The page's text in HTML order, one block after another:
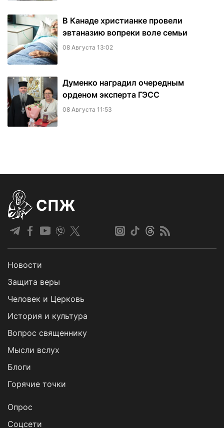
В Канаде христианке провели
эвтаназию вопреки воле семьи
08 Августа 13:02
Думенко наградил очередным
орденом эксперта ГЭСС
08 Августа 11:53
СПЖ
Новости
Защита веры
Человек и Церковь
История и культура
Вопрос священнику
Мысли вслух
Блоги
Горячие точки
Опрос
Cоцсети